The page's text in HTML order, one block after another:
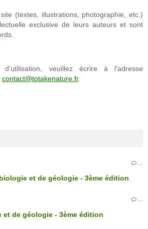
et de géologie - 3ème édition
…
de géologie - 3ème édition
(textes, illustrations, photographie, etc.)
exclusive de leurs auteurs et sont
veuillez écrire à l'adresse
contact@totakenature.fr